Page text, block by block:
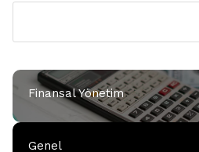
Finansal Yönetim
Genel